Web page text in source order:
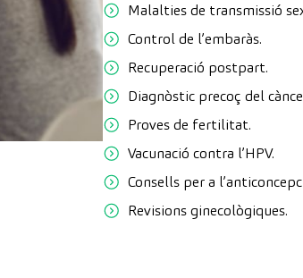
Malalties de transmissió
Control de l’embaràs.
Recuperació postpart.
Diagnòstic precoç del
Proves de fertilitat.
Vacunació contra l’HPV.
Consells per a
Revisions ginecològiques.